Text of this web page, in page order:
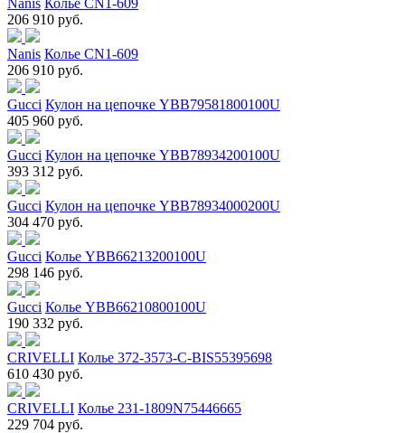
206 910 руб.
Nanis Колье CN1-609
206 910 руб.
Gucci Кулон на цепочке YBB79581800100U
405 960 руб.
Gucci Кулон на цепочке YBB78934200100U
393 312 руб.
Gucci Кулон на цепочке YBB78934000200U
304 470 руб.
Gucci Колье YBB66213200100U
298 146 руб.
Gucci Колье YBB66210800100U
190 332 руб.
CRIVELLI Колье 372-3573-C-BIS55395698
610 430 руб.
CRIVELLI Колье 231-1809N75446665
229 704 руб.